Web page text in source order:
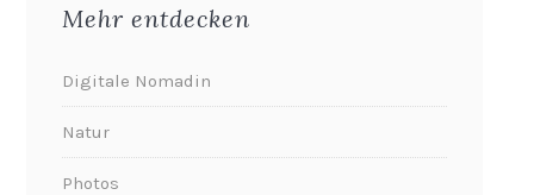
Mehr entdecken
Digitale Nomadin
Natur
Photos